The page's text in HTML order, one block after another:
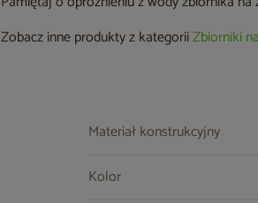
Zobacz inne produkty z kategoriiZbiorniki
Materiał konstrukcyjny
Kolor